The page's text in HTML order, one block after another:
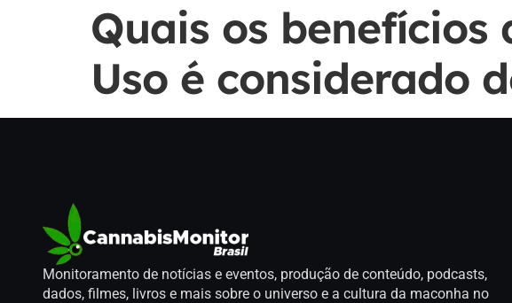
Quais os
Uso é considerado
Monitoramento de notícias e eventos, produção de conteúdo, podcasts,
dados, filmes, livros e mais sobre o universo e a cultura da maconha no